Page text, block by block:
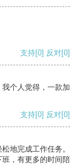
支持[0] 反对[0]
个人觉得，一款加
支持[0] 反对[0]
地完成工作任务。
，有更多的时间陪